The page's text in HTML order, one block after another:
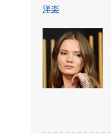
洋楽